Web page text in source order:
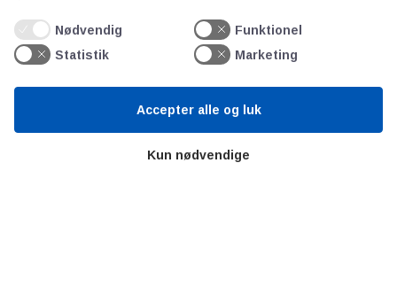
Litteratur
Forkortelser
Nødvendig
Funktionel
Statistik
Marketing
Kun nødvendige
Accepter alle og luk